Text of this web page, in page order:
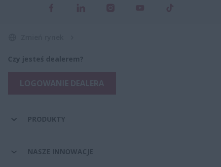
Czy jesteś dealerem?
PRODUKTY
NASZE INNOWACJE